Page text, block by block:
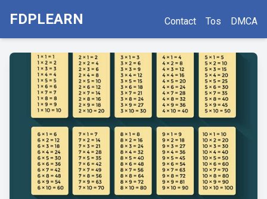
FDPLEARN Contact Tos DMCA